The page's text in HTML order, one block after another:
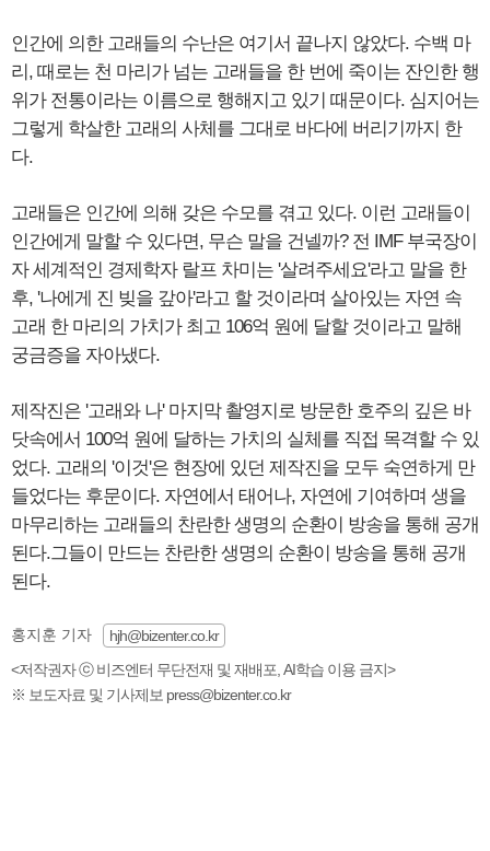
인간에 의한 고래들의 수난은 여기서 끝나지 않았다. 수백 마
리, 때로는 천 마리가 넘는 고래들을 한 번에 죽이는 잔인한 행
위가 전통이라는 이름으로 행해지고 있기 때문이다. 심지어는
그렇게 학살한 고래의 사체를 그대로 바다에 버리기까지 한
다.
고래들은 인간에 의해 갖은 수모를 겪고 있다. 이런 고래들이
인간에게 말할 수 있다면, 무슨 말을 건넬까? 전 IMF 부국장이
자 세계적인 경제학자 랄프 차미는 '살려주세요'라고 말을 한
후, '나에게 진 빚을 갚아'라고 할 것이라며 살아있는 자연 속
고래 한 마리의 가치가 최고 106억 원에 달할 것이라고 말해
궁금증을 자아냈다.
제작진은 '고래와 나' 마지막 촬영지로 방문한 호주의 깊은 바
닷속에서 100억 원에 달하는 가치의 실체를 직접 목격할 수 있
었다. 고래의 '이것'은 현장에 있던 제작진을 모두 숙연하게 만
들었다는 후문이다. 자연에서 태어나, 자연에 기여하며 생을
마무리하는 고래들의 찬란한 생명의 순환이 방송을 통해 공개
된다.그들이 만드는 찬란한 생명의 순환이 방송을 통해 공개
된다.
홍지훈 기자
hjh@bizenter.co.kr
<저작권자 ⓒ 비즈엔터 무단전재 및 재배포, AI학습 이용 금지>
※ 보도자료 및 기사제보 press@bizenter.co.kr